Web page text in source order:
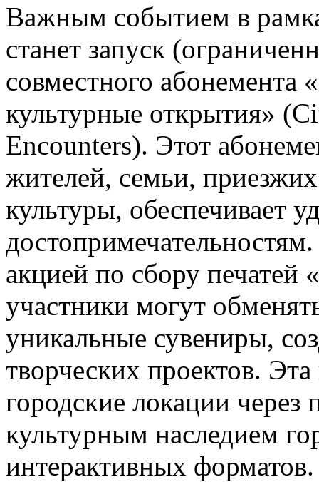
Важным событием в
станет запуск
совместного абонемента
культурные открытия»
Encounters). Этот
жителей, семьи,
культуры, обеспечивает
акцией по сбору печатей
участники могут
уникальные сувениры,
творческих проектов.
городские локации через
культурным наследием
интерактивных форматов.